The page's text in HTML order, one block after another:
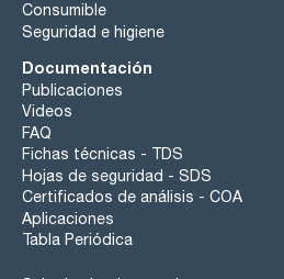
Consumible
Seguridad e higiene
Documentación
Publicaciones
Videos
FAQ
Fichas técnicas - TDS
Hojas de seguridad - SDS
Certificados de análisis - COA
Aplicaciones
Tabla Periódica